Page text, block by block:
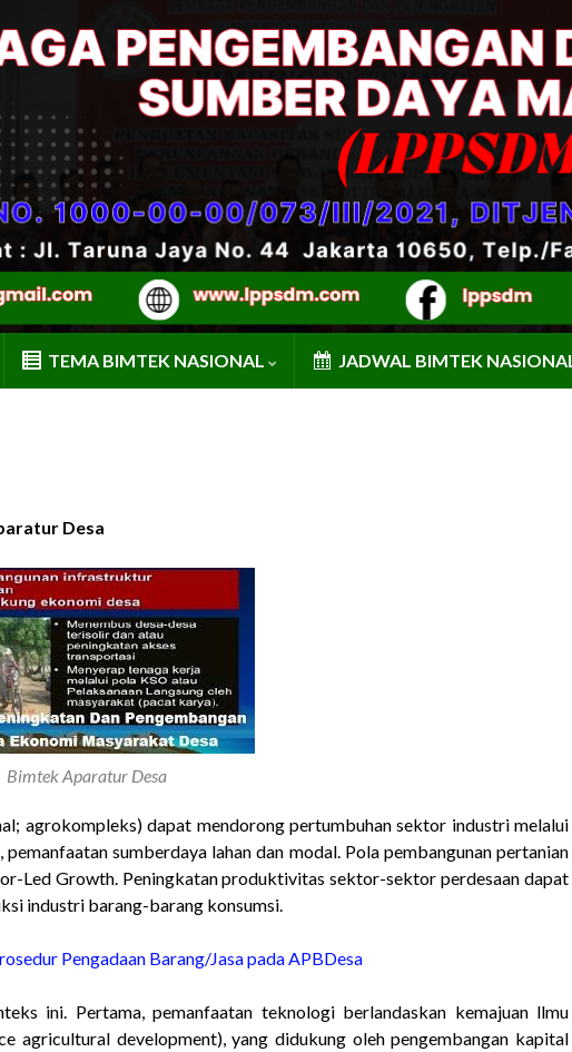
TEMA BIMTEK NASIONAL JADWAL BIMTEK NASIONAL
Desa
Bimtek Aparatur Desa
agrokompleks) dapat mendorong pertumbuhan sektor industri melalui
sumberdaya lahan dan modal. Pola pembangunan pertanian
Led Growth. Peningkatan produktivitas sektor-sektor perdesaan dapat
industri barang-barang konsumsi.
Pengadaan Barang/Jasa pada APBDesa
ini. Pertama, pemanfaatan teknologi berlandaskan kemajuan llmu
agricultural development), yang didukung oleh pengembangan kapital